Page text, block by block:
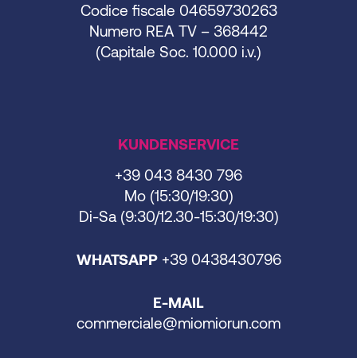
Codice fiscale 04659730263
Numero REA TV – 368442
(Capitale Soc. 10.000 i.v.)
KUNDENSERVICE
+39 043 8430 796
Mo (15:30/19:30)
Di-Sa (9:30/12.30-15:30/19:30)
WHATSAPP +39 0438430796
E-MAIL
commerciale@miomiorun.com